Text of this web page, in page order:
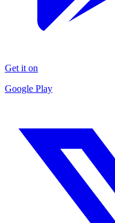
Get it on
Google Play